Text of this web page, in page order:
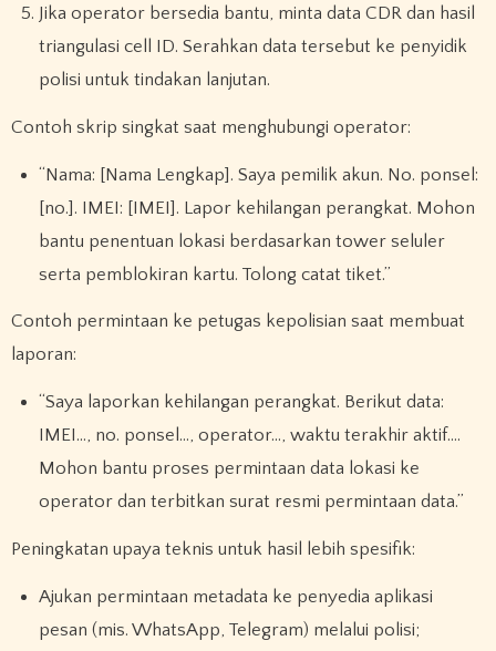
Jika operator bersedia bantu, minta data CDR dan hasil
triangulasi cell ID. Serahkan data tersebut ke penyidik
polisi untuk tindakan lanjutan.
Contoh skrip singkat saat menghubungi operator:
“Nama: [Nama Lengkap]. Saya pemilik akun. No. ponsel:
[no.]. IMEI: [IMEI]. Lapor kehilangan perangkat. Mohon
bantu penentuan lokasi berdasarkan tower seluler
serta pemblokiran kartu. Tolong catat tiket.”
Contoh permintaan ke petugas kepolisian saat membuat
laporan:
“Saya laporkan kehilangan perangkat. Berikut data:
IMEI…, no. ponsel…, operator…, waktu terakhir aktif….
Mohon bantu proses permintaan data lokasi ke
operator dan terbitkan surat resmi permintaan data.”
Peningkatan upaya teknis untuk hasil lebih spesifik:
Ajukan permintaan metadata ke penyedia aplikasi
pesan (mis. WhatsApp, Telegram) melalui polisi;